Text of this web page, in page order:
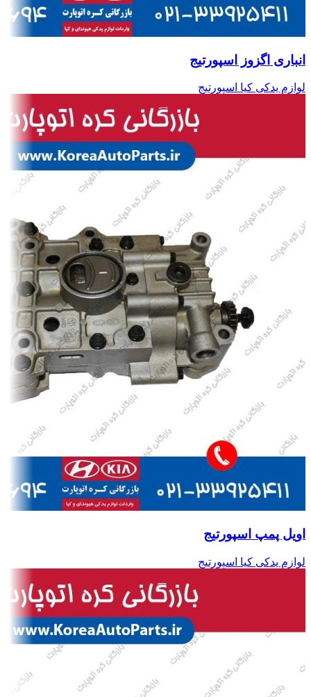
انباری اگزوز اسپورتیج
لوازم یدکی کیا اسپورتیج
اویل پمپ اسپورتیج
لوازم یدکی کیا اسپورتیج